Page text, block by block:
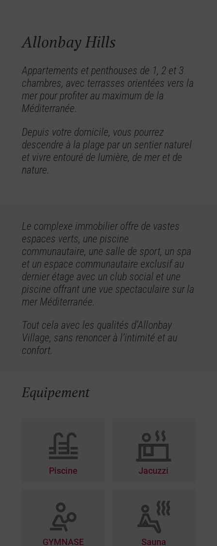
Allonbay Hills
Appartements et penthouses de 1, 2 et 3
chambres, avec terrasses orientées vers la
mer pour profiter au maximum de la
Méditerranée.
Depuis votre domicile, vous pourrez
descendre à la plage par un sentier naturel
et vivre entouré de lumière, de mer et de
nature.
Le complexe immobilier offre de vastes
espaces verts, une piscine
communautaire, une salle de sport, un spa
et un espace communautaire exclusif au
dernier étage avec un club social et une
piscine offrant une vue spectaculaire sur la
mer Méditerranée.
Tout cela avec les qualités d’Allonbay
Village, sans renoncer à l’intimité et au
confort.
Equipement
Piscine Jacuzzi
GYMNASE Sauna